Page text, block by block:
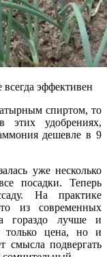
эффективен
спиртом, то
этих удобрениях,
дешевле в 9
уже несколько
посадки. Теперь
На практике
из современных
гораздо лучше и
только цена, но и
смысла подвергать